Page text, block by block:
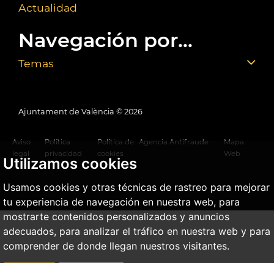
Utilizamos cookies
Usamos cookies y otras técnicas de rastreo para mejorar
tu experiencia de navegación en nuestra web, para
mostrarte contenidos personalizados y anuncios
adecuados, para analizar el tráfico en nuestra web y para
comprender de donde llegan nuestros visitantes.
Actualidad
Navegación por...
Temas
Ajuntament de València © 2026
Aviso
legal
Política
privacidad
Política de
cookies
Agencia Antifraude
Mapa
Web